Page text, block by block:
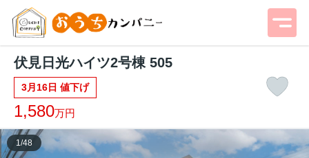
伏見日光ハイツ2号棟 505
3月16日 値下げ
1,580万円
1 /48